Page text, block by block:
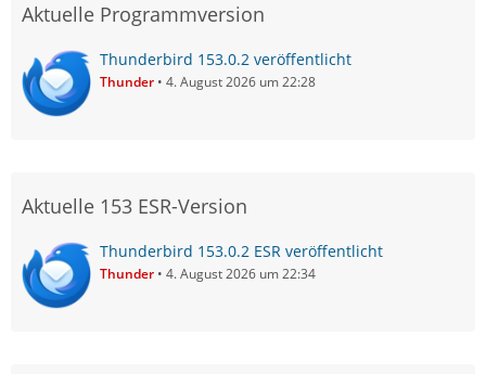
Aktuelle Programmversion
Thunderbird 153.0.2 veröffentlicht
Thunder 4. August 2026 um 22:28
Aktuelle 153 ESR-Version
Thunderbird 153.0.2 ESR veröffentlicht
Thunder 4. August 2026 um 22:34